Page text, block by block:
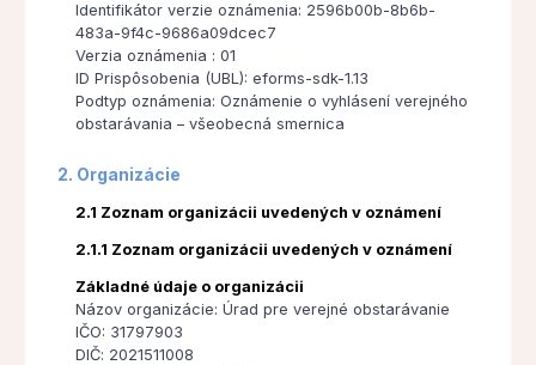
Identifikátor verzie oznámenia: 2596b00b-8b6b-
483a-9f4c-9686a09dcec7
Verzia oznámenia : 01
ID Prispôsobenia (UBL): eforms-sdk-1.13
Podtyp oznámenia: Oznámenie o vyhlásení verejného
obstarávania – všeobecná smernica
2. Organizácie
2.1 Zoznam organizácii uvedených v oznámení
2.1.1 Zoznam organizácii uvedených v oznámení
Základné údaje o organizácii
Názov organizácie: Úrad pre verejné obstarávanie
IČO: 31797903
DIČ: 2021511008